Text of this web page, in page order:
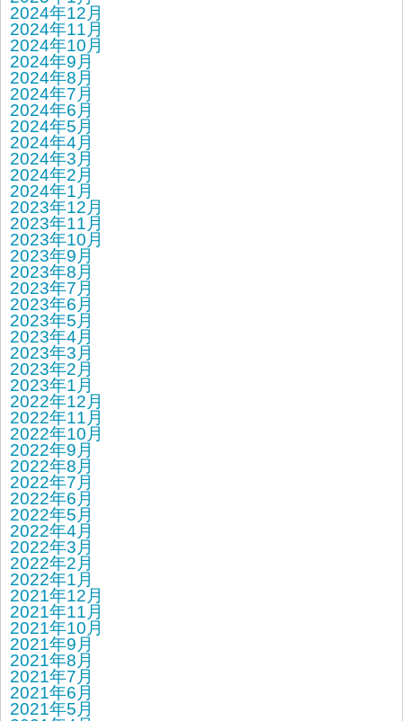
2024年12月
2024年11月
2024年10月
2024年9月
2024年8月
2024年7月
2024年6月
2024年5月
2024年4月
2024年3月
2024年2月
2024年1月
2023年12月
2023年11月
2023年10月
2023年9月
2023年8月
2023年7月
2023年6月
2023年5月
2023年4月
2023年3月
2023年2月
2023年1月
2022年12月
2022年11月
2022年10月
2022年9月
2022年8月
2022年7月
2022年6月
2022年5月
2022年4月
2022年3月
2022年2月
2022年1月
2021年12月
2021年11月
2021年10月
2021年9月
2021年8月
2021年7月
2021年6月
2021年5月